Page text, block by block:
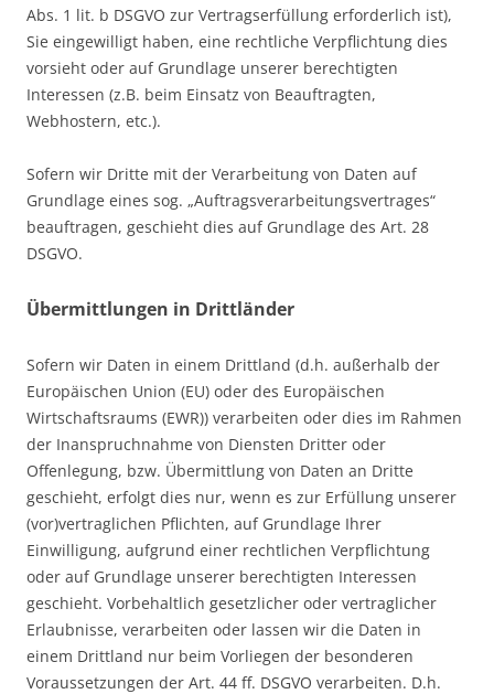
Abs. 1 lit. b DSGVO zur Vertragserfüllung erforderlich ist),
Sie eingewilligt haben, eine rechtliche Verpflichtung dies
vorsieht oder auf Grundlage unserer berechtigten
Interessen (z.B. beim Einsatz von Beauftragten,
Webhostern, etc.).
Sofern wir Dritte mit der Verarbeitung von Daten auf
Grundlage eines sog. „Auftragsverarbeitungsvertrages“
beauftragen, geschieht dies auf Grundlage des Art. 28
DSGVO.
Übermittlungen in Drittländer
Sofern wir Daten in einem Drittland (d.h. außerhalb der
Europäischen Union (EU) oder des Europäischen
Wirtschaftsraums (EWR)) verarbeiten oder dies im Rahmen
der Inanspruchnahme von Diensten Dritter oder
Offenlegung, bzw. Übermittlung von Daten an Dritte
geschieht, erfolgt dies nur, wenn es zur Erfüllung unserer
(vor)vertraglichen Pflichten, auf Grundlage Ihrer
Einwilligung, aufgrund einer rechtlichen Verpflichtung
oder auf Grundlage unserer berechtigten Interessen
geschieht. Vorbehaltlich gesetzlicher oder vertraglicher
Erlaubnisse, verarbeiten oder lassen wir die Daten in
einem Drittland nur beim Vorliegen der besonderen
Voraussetzungen der Art. 44 ff. DSGVO verarbeiten. D.h.